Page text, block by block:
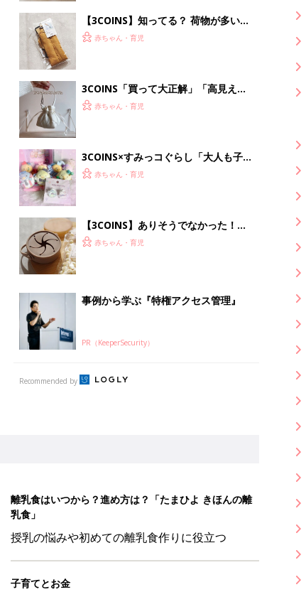
【3COINS】知ってる？ 荷物が多いと
きも子どもと手がつなげる「バッグ吊
赤ちゃん・育児
3COINS「買って大正解」「高見えで
可愛すぎ」大人気のファッショングッ
赤ちゃん・育児
3COINS×すみっコぐらし「大人も子ど
もも夢中」「これはハマる」大人気ア
赤ちゃん・育児
【3COINS】ありそうでなかった！か
さばらなくて衛生的な「折りたためる
赤ちゃん・育児
事例から学ぶ『特権アクセス管理』
PR（KeeperSecurity）
Recommended by
離乳食はいつから？進め方は？「たまひよ きほんの離
乳食」
授乳の悩みや初めての離乳食作りに役立つ
子育てとお金